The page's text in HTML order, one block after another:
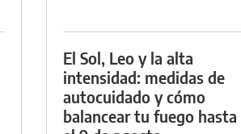
El Sol, Leo y la alta
intensidad: medidas de
autocuidado y cómo
balancear tu fuego hasta